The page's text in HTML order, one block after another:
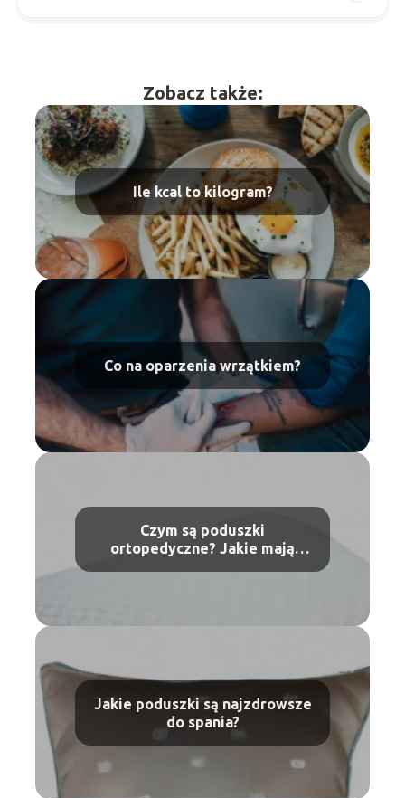
Zobacz także:
Ile kcal to kilogram?
Co na oparzenia wrzątkiem?
Czym są poduszki
ortopedyczne? Jakie mają
Jakie poduszki są najzdrowsze
do spania?